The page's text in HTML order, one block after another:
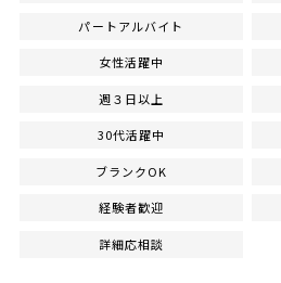
パートアルバイト
女性活躍中
週３日以上
30代活躍中
ブランクOK
経験者歓迎
詳細応相談